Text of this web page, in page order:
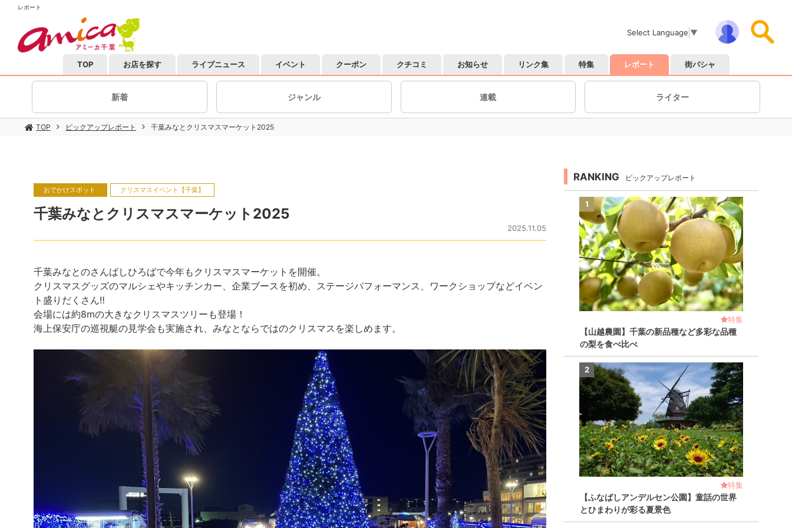
レポート
Select Language ▼
TOP お店を探す ライブニュース イベント クーポン クチコミ お知らせ リンク集 特集 レポート 街パシャ
新着 ジャンル 連載 ライター
TOP ピックアップレポート 千葉みなとクリスマスマーケット2025
おでかけスポット クリスマスイベント【千葉】
千葉みなとクリスマスマーケット2025
2025.11.05
千葉みなとのさんばしひろばで今年もクリスマスマーケットを開催。
クリスマスグッズのマルシェやキッチンカー、企業ブースを初め、ステージパフォーマンス、ワークショップなどイベン
ト盛りだくさん‼
会場には約8mの大きなクリスマスツリーも登場！
海上保安庁の巡視艇の見学会も実施され、みなとならではのクリスマスを楽しめます。
RANKING ピックアップレポート
1
特集
【山越農園】千葉の新品種など多彩な品種
の梨を食べ比べ
2
特集
【ふなばしアンデルセン公園】童話の世界
とひまわりが彩る夏景色